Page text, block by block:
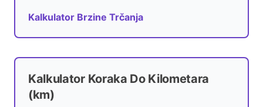
Kalkulator Brzine Trčanja
Kalkulator Koraka Do Kilometara
(km)